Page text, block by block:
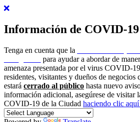
Información de COVID-19
Tenga en cuenta que la
para ayudar a abordar de
amenaza presentada por el virus COVID-
residentes, visitantes y dueños de negocios
estará cerrado al público hasta nuevo
información adicional, asegúrese de visitar
COVID-19 de la Ciudad haciendo clic